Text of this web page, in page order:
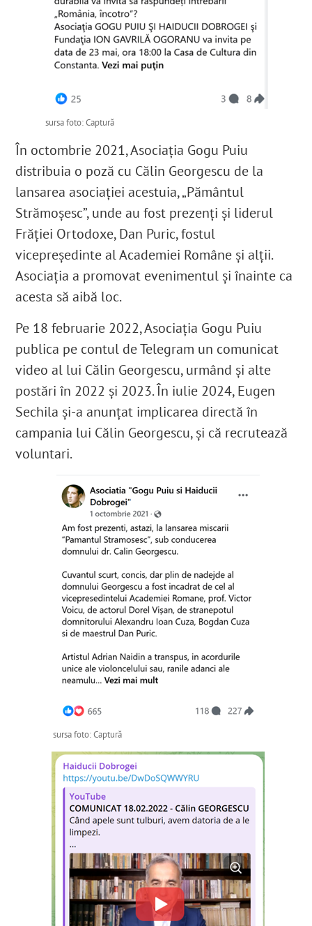
sursa foto: Captură
În octombrie 2021, Asociația Gogu Puiu
distribuia o poză cu Călin Georgescu de la
lansarea asociației acestuia, „Pământul
Strămoșesc”, unde au fost prezenți și liderul
Frăției Ortodoxe, Dan Puric, fostul
vicepreședinte al Academiei Române și alții.
Asociația a promovat evenimentul și înainte ca
acesta să aibă loc.
Pe 18 februarie 2022, Asociația Gogu Puiu
publica pe contul de Telegram un comunicat
video al lui Călin Georgescu, urmând și alte
postări în 2022 și 2023. În iulie 2024, Eugen
Sechila și-a anunțat implicarea directă în
campania lui Călin Georgescu, și că recrutează
voluntari.
sursa foto: Captură